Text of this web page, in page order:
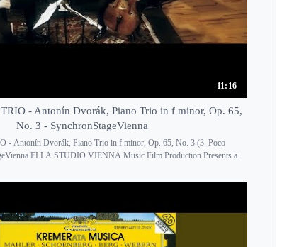
11:16
- Antonín Dvorák, Piano Trio in f minor, Op. 65,
No. 3 - SynchronStageVienna
- Antonín Dvorák, Piano Trio in f minor, Op. 65, No. 3 (3. Poco
ELLA STUDIO VIENNA Music Film Production Presents a